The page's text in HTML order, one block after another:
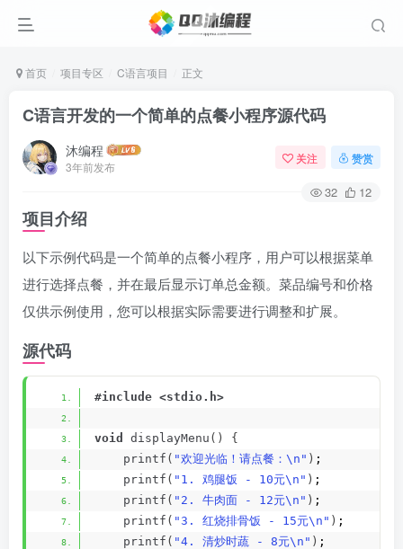
首页 项目专区 C语言项目 正文
C语言开发的一个简单的点餐小程序源代码
沐编程
3年前发布
关注 赞赏
32 12
项目介绍
以下示例代码是一个简单的点餐小程序，用户可以根据菜单
进行选择点餐，并在最后显示订单总金额。菜品编号和价格
仅供示例使用，您可以根据实际需要进行调整和扩展。
源代码
#include <stdio.h>
void displayMenu ()
{
printf ( "欢迎光临！请点餐：\n" ) ;
printf ( "1. 鸡腿饭 - 10元\n" ) ;
printf ( "2. 牛肉面 - 12元\n" ) ;
printf ( "3. 红烧排骨饭 - 15元\n" ) ;
printf ( "4. 清炒时蔬 - 8元\n" ) ;